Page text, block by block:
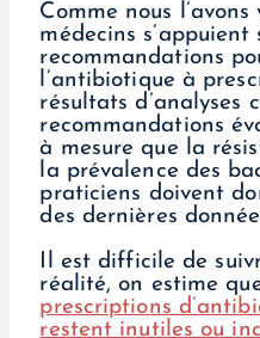
Comme nous
médecins s’appuient
recommandations
l’antibiotique à
résultats d’analyses
recommandations
à mesure que la
la prévalence des
praticiens doivent
des dernières
Il est difficile de
réalité, on estime
prescriptions
restent inutiles ou